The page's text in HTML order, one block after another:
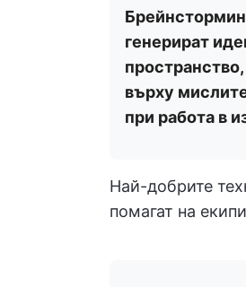
генерират
върху
при работа в
Най-добрите
помагат на